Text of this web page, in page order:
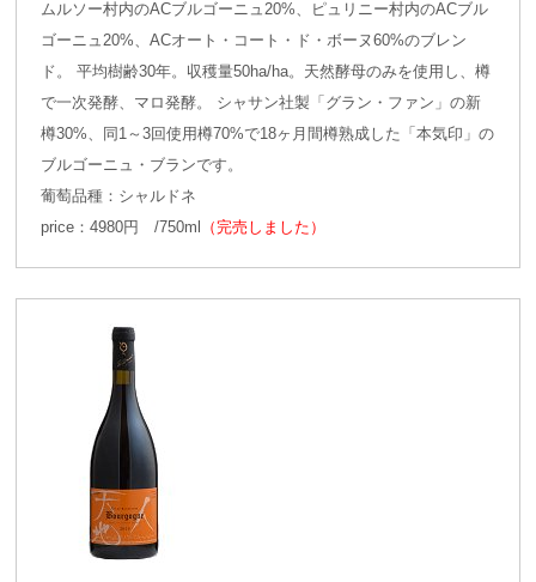
ムルソー村内のACブルゴーニュ20%、ピュリニー村内のACブル
ゴーニュ20%、ACオート・コート・ド・ボーヌ60%のブレン
ド。 平均樹齢30年。収穫量50ha/ha。天然酵母のみを使用し、樽
で一次発酵、マロ発酵。 シャサン社製「グラン・ファン」の新
樽30%、同1～3回使用樽70%で18ヶ月間樽熟成した「本気印」の
ブルゴーニュ・ブランです。
葡萄品種：シャルドネ
price：4980円 /750ml
（完売しました）